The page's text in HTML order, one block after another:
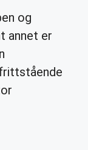
og
annet er